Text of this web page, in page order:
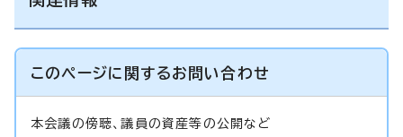
このページに関するお問い合わせ
本会議の傍聴、議員の資産等の公開など